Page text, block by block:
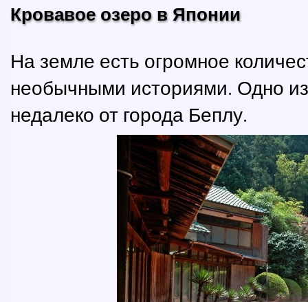
Кровавое озеро в Японии
На земле есть огромное
необычными историями. Одно
недалеко от города Беплу.